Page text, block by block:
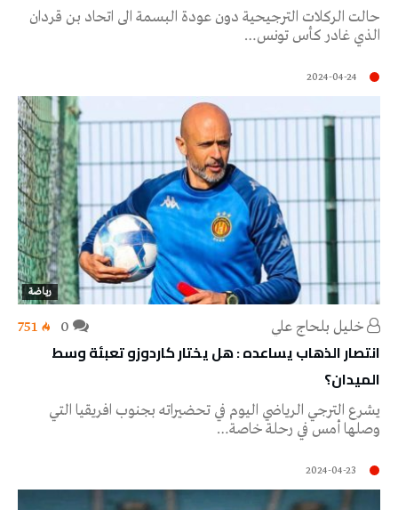
حالت الركلات الترجيحية دون عودة البسمة الى اتحاد بن قردان
الذي غادر كأس تونس…
2024-04-24
رياضة
خليل‭ ‬بلحاج‭ ‬علي 751
انتصار الذهاب يساعده : هل يختار كاردوزو تعبئة وسط
الميدان؟
يشرع الترجي الرياضي اليوم في تحضيراته بجنوب افريقيا التي
وصلها أمس في رحلة خاصة…
2024-04-23